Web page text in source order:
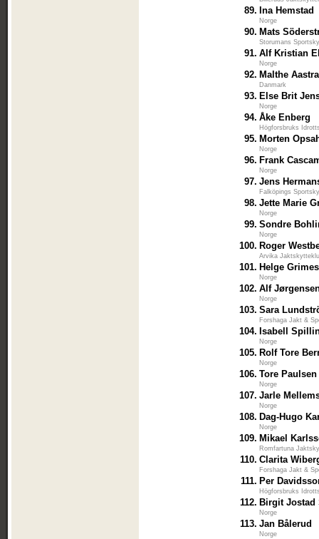
89. Ina Hemstad
Norge
90. Mats
Storumans
91. Alf Kristian
Norge
92. Malthe
Danmark
93. Else Brit
Norge
94. Åke Enberg
Högforsbruks
95. Morten
Norge
96. Frank
Norge
97. Jens
Falköpings
98. Jette Marie
Norge
99. Sondre
Norge
100. Roger
Arvika
101. Helge
Norge
102. Alf
Norge
103. Sara
Forshaga Jakt &
104. Isabell
Norge
105. Rolf Tore
Norge
106. Tore Paulsen
Norge
107. Jarle
Norge
108. Dag-Hugo
Norge
109. Mikael
Romfartuna
110. Clarita
Forshaga Jakt &
111. Per
Högforsbruks
112. Birgit Jostad
Norge
113. Jan Bålerud
Norge